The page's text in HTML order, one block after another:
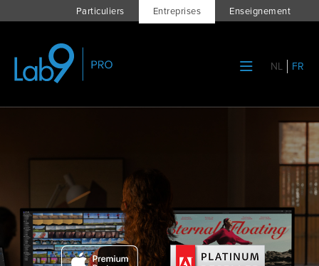
Particuliers Entreprises Enseignement
NL FR